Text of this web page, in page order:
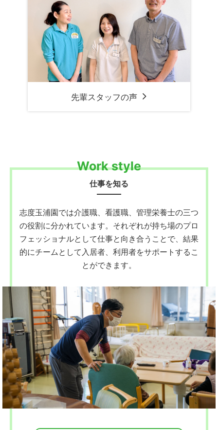
先輩スタッフの声
Work style
仕事を知る
志度玉浦園では介護職、看護職、管理栄養士の三つ
の役割に分かれています。それぞれが持ち場のプロ
フェッショナルとして仕事と向き合うことで、結果
的にチームとして入居者、利用者をサポートするこ
とができます。